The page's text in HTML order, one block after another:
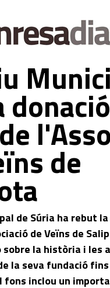
de
de Súria ha rebut
de Veïns de
sobre la història i les
la seva fundació
fons inclou un